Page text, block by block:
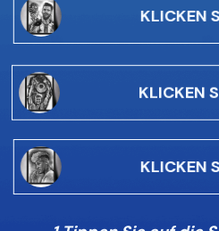
KLICKEN
KLICKEN
KLICKEN